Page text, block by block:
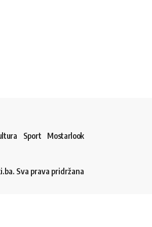
Sport Mostarlook
Sva prava pridržana